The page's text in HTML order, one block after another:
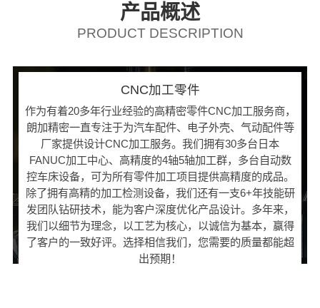
产品概述
PRODUCT DESCRIPTION
CNC加工零件
作为有着20多年行业经验的高精密零件CNC加工服务商，
朗加精密一直专注于为汽车配件、电子外壳、气动配件等
厂家提供设计CNC加工服务。我们拥有30多台日本
FANUC加工中心、高精度的4轴5轴加工群，多台自动数
控车床设备，可为所有零件加工项目提供高精度的成品。
除了拥有高精的加工检测设备，我们还有一支6+年技能研
发团队钻研技术，能为客户深度优化产品设计。多年来，
我们以细节为理念，以工艺为核心，以诚信为基本，赢得
了客户的一致好评。选择相信我们，您需要的质量都能超
出预期！